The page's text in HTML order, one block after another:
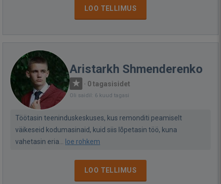
LOO TELLIMUS
Aristarkh Shmenderenko
· 0 tagasisidet
Oli saidil: 6 kuud tagasi
Töötasin teeninduskeskuses, kus remonditi peamiselt
väikeseid kodumasinaid, kuid siis lõpetasin töö, kuna
vahetasin eria...
loe rohkem
LOO TELLIMUS